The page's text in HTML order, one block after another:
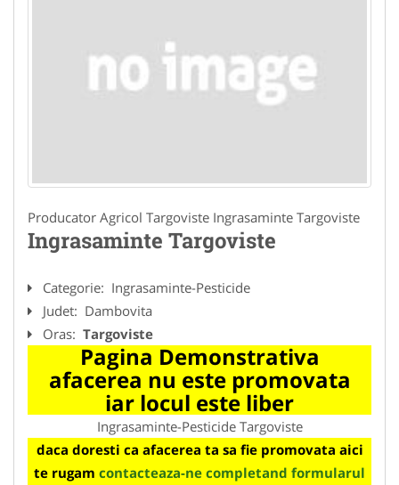
Producator Agricol Targoviste Ingrasaminte Targoviste
Ingrasaminte Targoviste
Categorie: Ingrasaminte-Pesticide
Judet: Dambovita
Oras: Targoviste
Pagina Demonstrativa
afacerea nu este promovata
iar locul este liber
Ingrasaminte-Pesticide Targoviste
daca doresti ca afacerea ta sa fie promovata aici
te rugam contacteaza-ne completand formularul